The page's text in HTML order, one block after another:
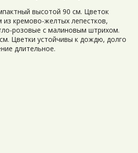
высотой 90 см. Цветок
из кремово-желтых лепестков,
розовые с малиновым штрихом.
Цветки устойчивы к дождю, долго
длительное.